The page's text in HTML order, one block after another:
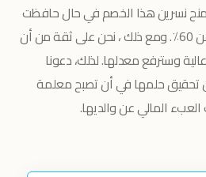
منح نسرين هذا الخصم في حال حافظت
على معدل تراكمي لا يقل عن 60٪. ومع ذلك ، نحن على ثقة من أن
وسترفع معدلها. لذلك، دعونا
تحقيق حلمها في أن تصبح معلمة
المالي عن والديها.